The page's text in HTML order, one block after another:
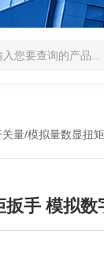
定仪 机械扳手校准
关量/模拟量数显扭
手 模拟数